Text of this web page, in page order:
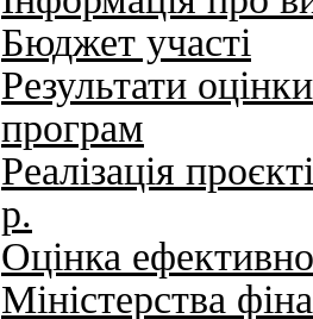
Бюджет участі
Результати
програм
Реалізація
р.
Оцінка
Міністерства